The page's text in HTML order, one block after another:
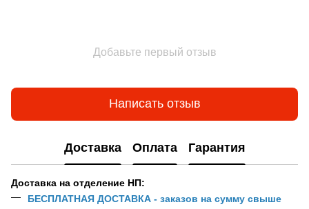
Добавьте первый отзыв
Написать отзыв
Доставка Оплата Гарантия
Доставка на отделение НП:
БЕСПЛАТНАЯ ДОСТАВКА - заказов на сумму свыше